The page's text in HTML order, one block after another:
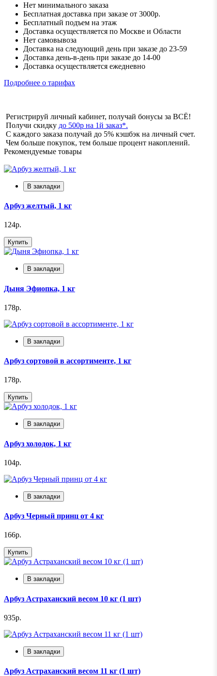
Нет минимального заказа
Бесплатная доставка при заказе от 3000р.
Бесплатный подъем на этаж
Доставка осуществляется по Москве и Области
Нет самовывоза
Доставка на следующий день при заказе до 23-59
Доставка день-в-день при заказе до 14-00
Доставка осуществляется ежедневно
Подробнее о тарифах
Регистрируй личный кабинет, получай бонусы за ВСЁ!
Получи скидку до 500р на 1й заказ*.
С каждого заказа получай до 5% кэшбэк на личный счет.
Чем больше покупок, тем больше процент накоплений.
Рекомендуемые товары
В закладки
Арбуз желтый, 1 кг
124р.
Купить
В закладки
Дыня Эфиопка, 1 кг
178р.
В закладки
Арбуз сортовой в ассортименте, 1 кг
178р.
Купить
В закладки
Арбуз холодок, 1 кг
104р.
В закладки
Арбуз Черный принц от 4 кг
166р.
Купить
В закладки
Арбуз Астраханский весом 10 кг (1 шт)
935р.
В закладки
Арбуз Астраханский весом 11 кг (1 шт)